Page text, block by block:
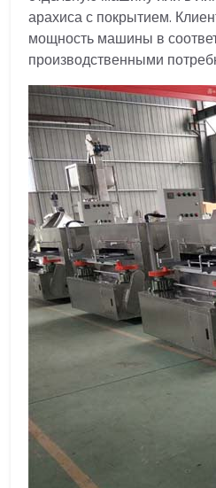
арахиса с покрытием.
мощность машины в
производственными